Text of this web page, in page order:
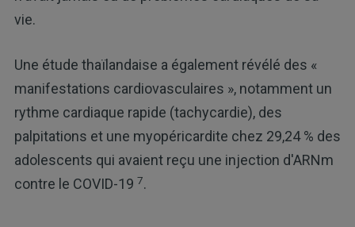
vie.
Une étude thaïlandaise a également révélé des «
manifestations cardiovasculaires », notamment un
rythme cardiaque rapide (tachycardie), des
palpitations et une myopéricardite chez 29,24 % des
adolescents qui avaient reçu une injection d'ARNm
contre le COVID-19 7.